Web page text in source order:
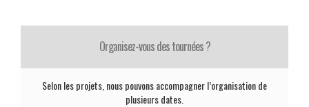
Organisez-vous des tournées ?
Selon les projets, nous pouvons accompagner l’organisation de
plusieurs dates.